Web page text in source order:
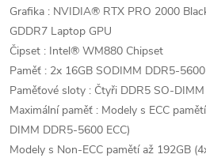
Grafika : NVIDIA® RTX PRO 2000
GDDR7 Laptop GPU
Čipset : Intel® WM880 Chipset
Paměť : 2x 16GB SODIMM DDR5-
Paměťové sloty : Čtyři DDR5 SO-
Maximální paměť : Modely s ECC
DIMM DDR5-5600 ECC)
Modely s Non-ECC pamětí až 192GB